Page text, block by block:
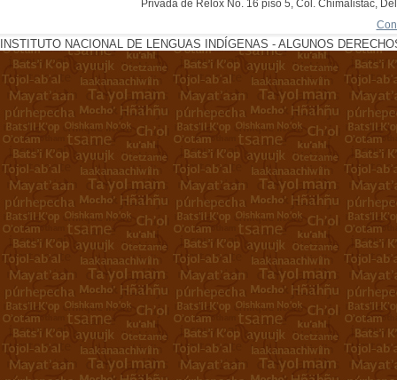
Privada de Relox No. 16 piso 5, Col. Chimalistac,
INSTITUTO NACIONAL DE LENGUAS INDÍGENAS - ALGUNOS